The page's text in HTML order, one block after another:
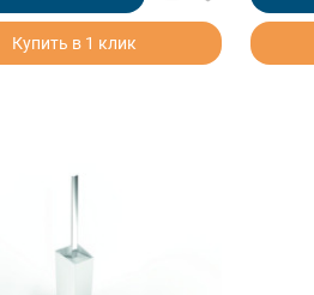
Купить в 1 клик